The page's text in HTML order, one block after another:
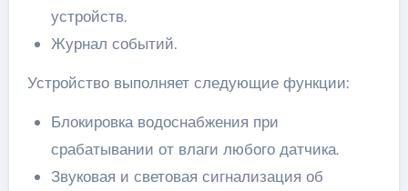
устройств.
Журнал событий.
Устройство выполняет следующие функции:
Блокировка водоснабжения при
срабатывании от влаги любого датчика.
Звуковая и световая сигнализация об